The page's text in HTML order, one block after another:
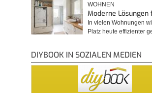
WOHNEN
Moderne
In vielen Wohnungen
Platz heute effizienter
DIYBOOK IN SOZIALEN MEDIEN